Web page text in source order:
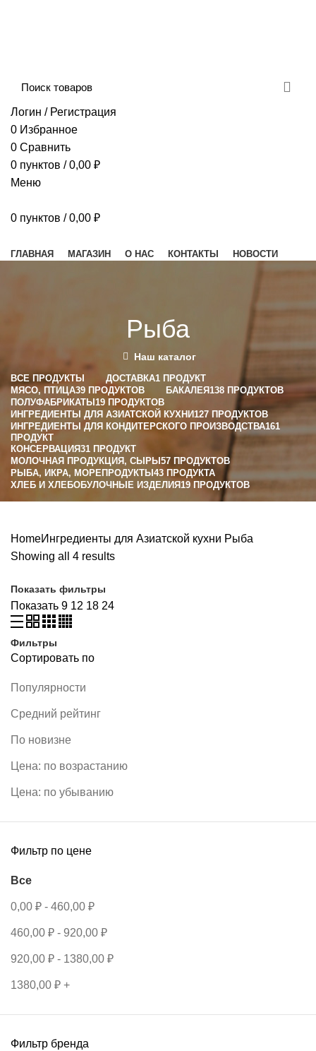
Логин / Регистрация
0 Избранное
0 Сравнить
0 пунктов / 0,00 ₽
Меню
0 пунктов / 0,00 ₽
ГЛАВНАЯ МАГАЗИН О НАС КОНТАКТЫ
НОВОСТИ
Рыба
Наш каталог
ВСЕ ПРОДУКТЫ ДОСТАВКА1 ПРОДУКТ
МЯСО, ПТИЦА39 ПРОДУКТОВ БАКАЛЕЯ138 ПРОДУКТОВ
ПОЛУФАБРИКАТЫ 19 ПРОДУКТОВ
ИНГРЕДИЕНТЫ ДЛЯ АЗИАТСКОЙ КУХНИ127 ПРОДУКТОВ
ИНГРЕДИЕНТЫ ДЛЯ КОНДИТЕРСКОГО ПРОИЗВОДСТВА161
ПРОДУКТ
КОНСЕРВАЦИЯ31 ПРОДУКТ
МОЛОЧНАЯ ПРОДУКЦИЯ, СЫРЫ 57 ПРОДУКТОВ
РЫБА, ИКРА, МОРЕПРОДУКТЫ 43 ПРОДУКТА
ХЛЕБ И ХЛЕБОБУЛОЧНЫЕ ИЗДЕЛИЯ19 ПРОДУКТОВ
HomeИнгредиенты для Азиатской кухни Рыба
Showing all 4 results
Показать фильтры
Показать 9 12 18 24
Фильтры
Сортировать по
Популярности
Средний рейтинг
По новизне
Цена: по возрастанию
Цена: по убыванию
Фильтр по цене
Все
0,00 ₽ - 460,00 ₽
460,00 ₽ - 920,00 ₽
920,00 ₽ - 1380,00 ₽
1380,00 ₽ +
Фильтр бренда